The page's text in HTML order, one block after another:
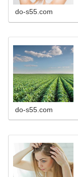
do-s55.com
do-s55.com